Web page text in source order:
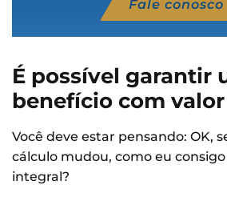
Fale conosco
É possível garantir
benefício com
Você deve estar pensando: OK,
cálculo mudou, como eu
integral?